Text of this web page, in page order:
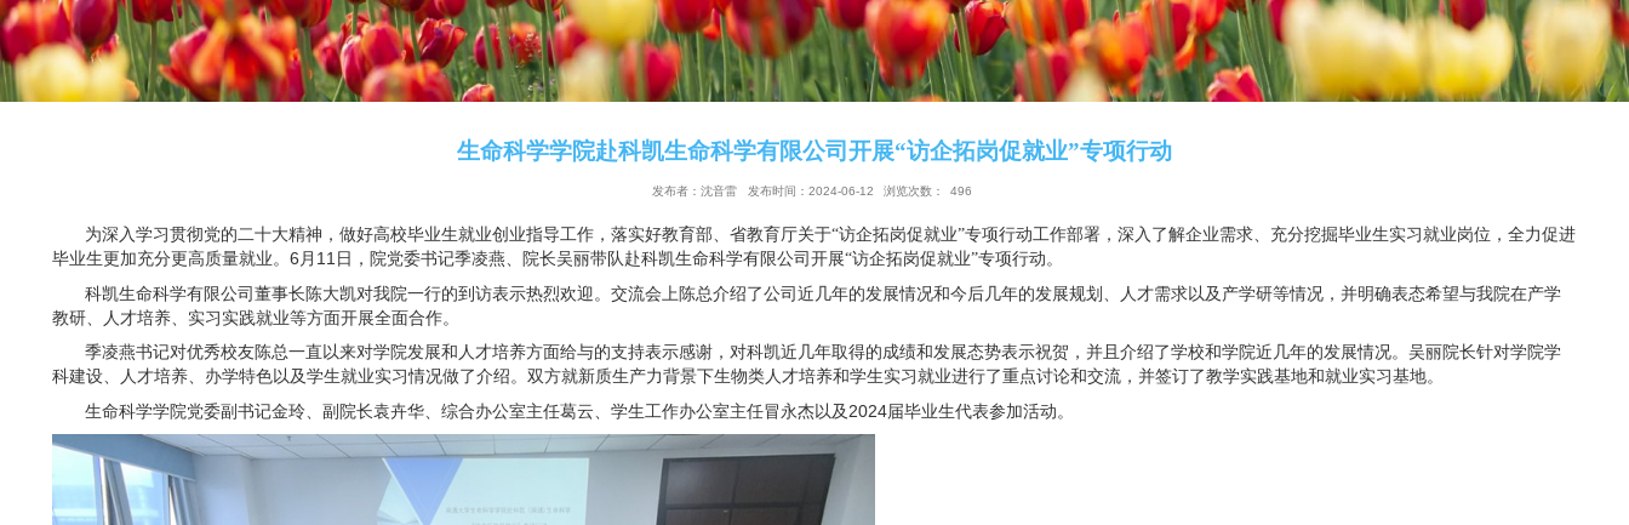
生命科学学院赴科凯生命科学有限公司开展“访企拓岗促就业”专项行动
为深入学习贯彻党的二十大精神，做好高校毕业生就业创业指导工作，落实好教育部、省教育厅关于“访企拓岗促就业”专项行动工作部署，深入了解企业需求、充分挖掘毕业
毕业生更加充分更高质量就业。6月 11日，院党委书记季凌燕、院长吴丽带队赴科凯生命科学有限公司开展“访企拓岗促就业”专项行动。
科凯生命科学有限公司董事长陈大凯对我院一行的到访表示热烈欢迎。交流会上陈总介绍了公司近几年的发展情况和今后几年的发展规划、人才需求以及产学研等情况，并明
教研、人才培养、实习实践就业等方面开展全面合作。
季凌燕书记对优秀校友陈总一直以来对学院发展和人才培养方面给与的支持表示感谢，对科凯近几年取得的成绩和发展态势表示祝贺，并且介绍了学校和学院近几年的发展情